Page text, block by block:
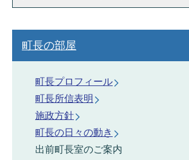
町長の部屋
町長プロフィール
町長所信表明
施政方針
町長の日々の動き
出前町長室のご案内